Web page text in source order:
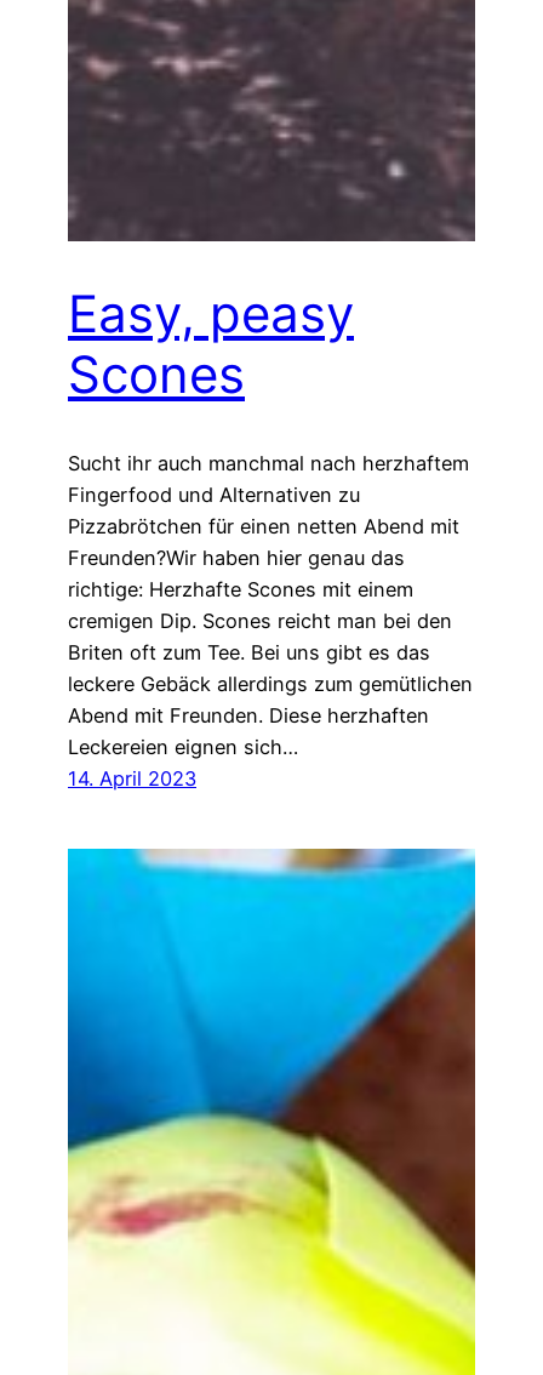
Easy, peasy
Scones
Sucht ihr auch manchmal nach herzhaftem
Fingerfood und Alternativen zu
Pizzabrötchen für einen netten Abend mit
Freunden?Wir haben hier genau das
richtige: Herzhafte Scones mit einem
cremigen Dip. Scones reicht man bei den
Briten oft zum Tee. Bei uns gibt es das
leckere Gebäck allerdings zum gemütlichen
Abend mit Freunden. Diese herzhaften
Leckereien eignen sich…
14. April 2023